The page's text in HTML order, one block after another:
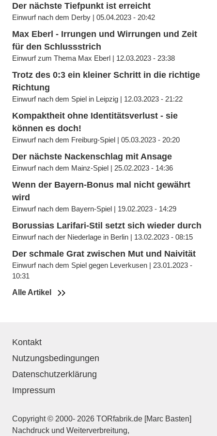
Der nächste Tiefpunkt ist erreicht
Einwurf nach dem Derby | 05.04.2023 - 20:42
Max Eberl - Irrungen und Wirrungen und Zeit
für den Schlussstrich
Einwurf zum Thema Max Eberl | 12.03.2023 - 23:38
Trotz des 0:3 ein kleiner Schritt in die richtige
Richtung
Einwurf nach dem Spiel in Leipzig | 12.03.2023 - 21:22
Kompaktheit ohne Identitätsverlust - sie
können es doch!
Einwurf nach dem Freiburg-Spiel | 05.03.2023 - 20:20
Der nächste Nackenschlag mit Ansage
Einwurf nach dem Mainz-Spiel | 25.02.2023 - 14:36
Wenn der Bayern-Bonus mal nicht gewährt
wird
Einwurf nach dem Bayern-Spiel | 19.02.2023 - 14:29
Borussias Larifari-Stil setzt sich wieder durch
Einwurf nach der Niederlage in Berlin | 13.02.2023 - 08:15
Der schmale Grat zwischen Mut und Naivität
Einwurf nach dem Spiel gegen Leverkusen | 23.01.2023 -
10:31
Alle Artikel
Kontakt
Nutzungsbedingungen
Datenschutzerklärung
Impressum
Copyright © 2000- 2026 TORfabrik.de [Marc Basten]
Nachdruck und Weiterverbreitung,